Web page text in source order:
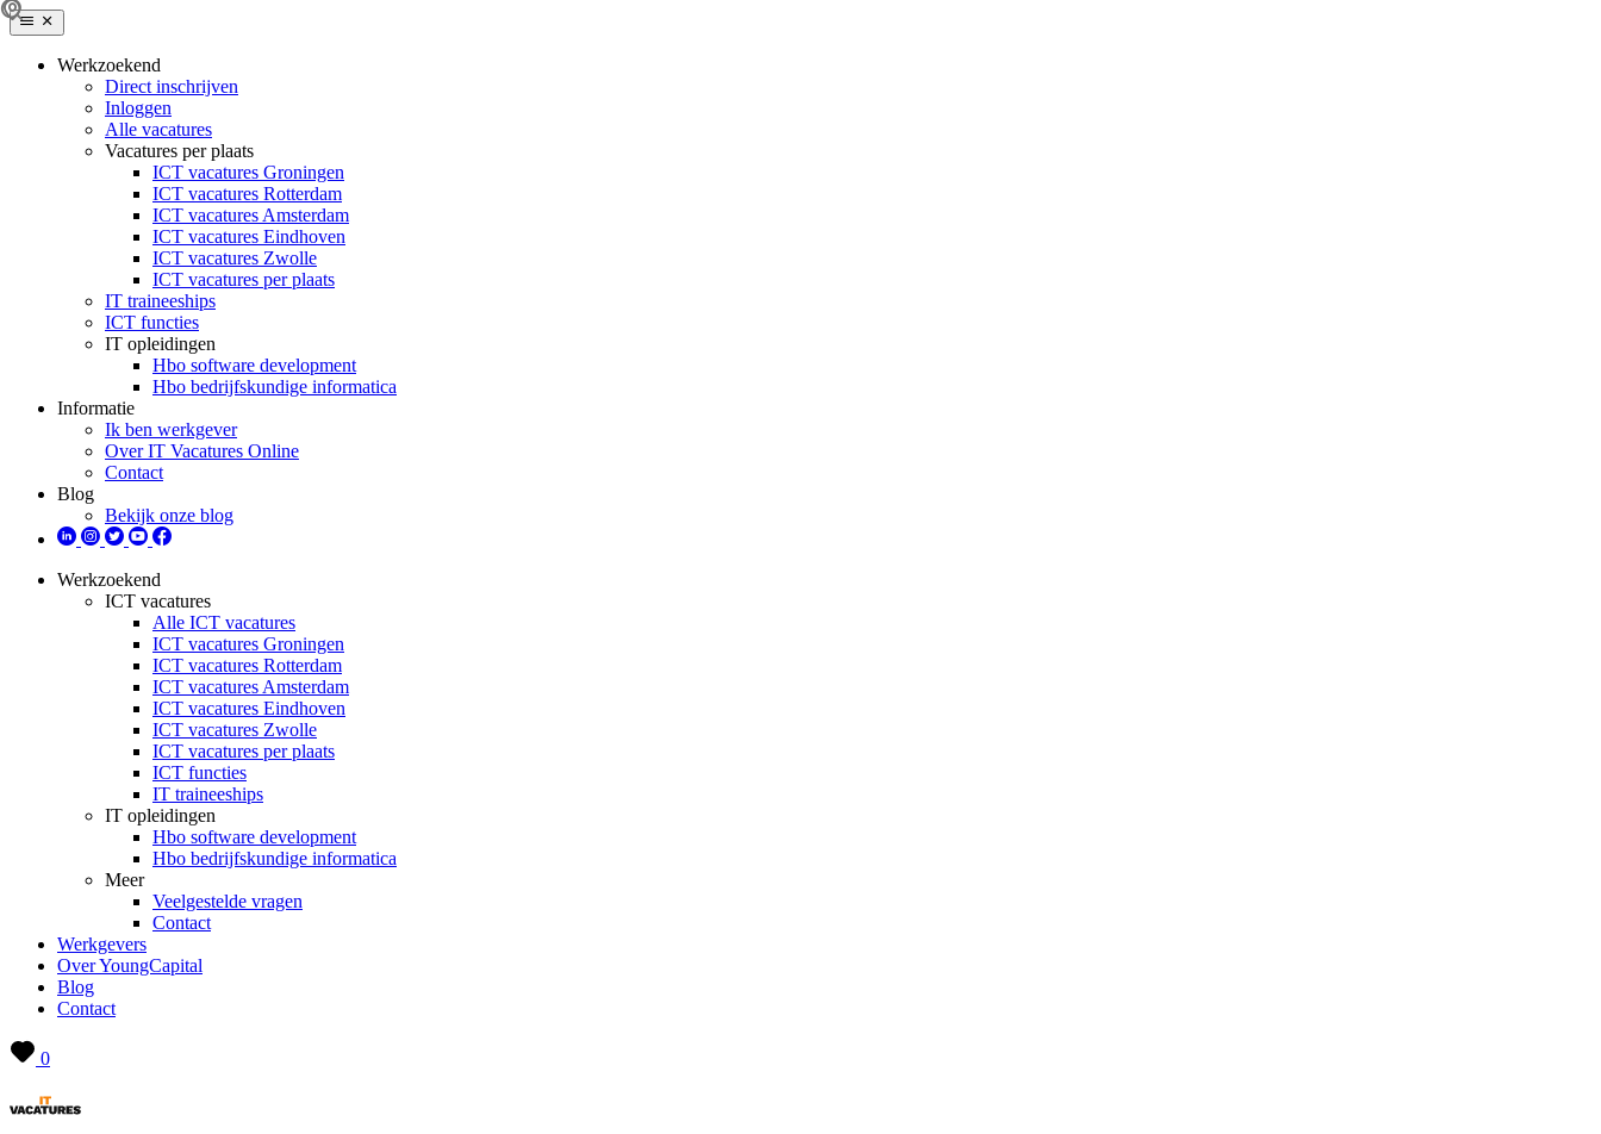
Werkzoekend
Direct inschrijven
Inloggen
Alle vacatures
Vacatures per plaats
ICT vacatures Groningen
ICT vacatures Rotterdam
ICT vacatures Amsterdam
ICT vacatures Eindhoven
ICT vacatures Zwolle
ICT vacatures per plaats
IT traineeships
ICT functies
IT opleidingen
Hbo software development
Hbo bedrijfskundige informatica
Informatie
Ik ben werkgever
Over IT Vacatures Online
Contact
Blog
Bekijk onze blog
Werkzoekend
ICT vacatures
Alle ICT vacatures
ICT vacatures Groningen
ICT vacatures Rotterdam
ICT vacatures Amsterdam
ICT vacatures Eindhoven
ICT vacatures Zwolle
ICT vacatures per plaats
ICT functies
IT traineeships
IT opleidingen
Hbo software development
Hbo bedrijfskundige informatica
Meer
Veelgestelde vragen
Contact
Werkgevers
Over YoungCapital
Blog
Contact
0